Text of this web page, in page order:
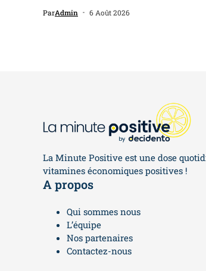
ParAdmin 6 Août 2026
La Minute Positive est une dose
vitamines économiques positives !
A propos
Qui sommes nous
L’équipe
Nos partenaires
Contactez-nous